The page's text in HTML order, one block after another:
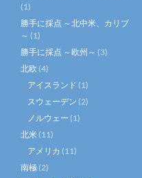
(1)
勝手に採点 ～北中米、カリブ
～ (1)
勝手に採点 ～欧州～ (3)
北欧 (4)
アイスランド (1)
スウェーデン (2)
ノルウェー (1)
北米 (11)
アメリカ (11)
南極 (2)